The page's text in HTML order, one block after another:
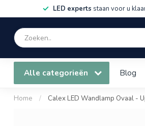
LED experts staan voor u
Alle categorieën Blog
Home / Calex LED Wandlamp Ovaal -